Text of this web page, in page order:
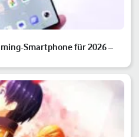
Smartphone für 2026 –